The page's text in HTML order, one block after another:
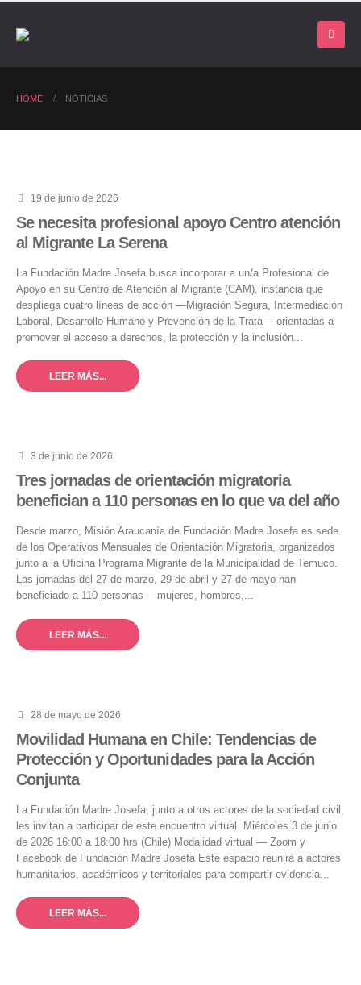
HOME NOTICIAS
19 de junio de 2026
Se necesita profesional apoyo Centro atención
al Migrante La Serena
La Fundación Madre Josefa busca incorporar a un/a Profesional de
Apoyo en su Centro de Atención al Migrante (CAM), instancia que
despliega cuatro líneas de acción —Migración Segura, Intermediación
Laboral, Desarrollo Humano y Prevención de la Trata— orientadas a
promover el acceso a derechos, la protección y la inclusión...
LEER MÁS...
3 de junio de 2026
Tres jornadas de orientación migratoria
benefician a 110 personas en lo que va del año
Desde marzo, Misión Araucanía de Fundación Madre Josefa es sede
de los Operativos Mensuales de Orientación Migratoria, organizados
junto a la Oficina Programa Migrante de la Municipalidad de Temuco.
Las jornadas del 27 de marzo, 29 de abril y 27 de mayo han
beneficiado a 110 personas —mujeres, hombres,...
LEER MÁS...
28 de mayo de 2026
Movilidad Humana en Chile: Tendencias de
Protección y Oportunidades para la Acción
Conjunta
La Fundación Madre Josefa, junto a otros actores de la sociedad civil,
les invitan a participar de este encuentro virtual. Miércoles 3 de junio
de 2026 16:00 a 18:00 hrs (Chile) Modalidad virtual — Zoom y
Facebook de Fundación Madre Josefa Este espacio reunirá a actores
humanitarios, académicos y territoriales para compartir evidencia...
LEER MÁS...